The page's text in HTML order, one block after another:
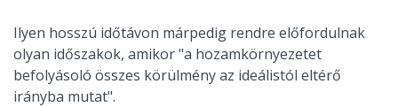
Ilyen hosszú időtávon márpedig rendre előfordulnak
olyan időszakok, amikor "a hozamkörnyezetet
befolyásoló összes körülmény az ideálistól eltérő
irányba mutat".